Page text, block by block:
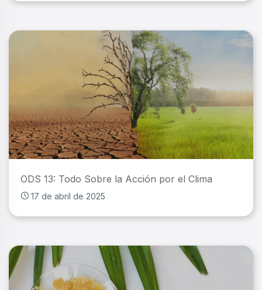
ODS 13: Todo Sobre la Acción por el Clima
17 de abril de 2025